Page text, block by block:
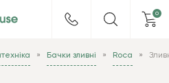
0
Бачки зливні Roca